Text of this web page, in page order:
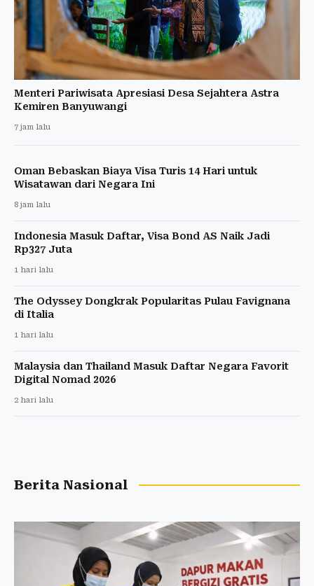
Menteri Pariwisata Apresiasi Desa Sejahtera Astra
Kemiren Banyuwangi
7 jam lalu
Oman Bebaskan Biaya Visa Turis 14 Hari untuk
Wisatawan dari Negara Ini
8 jam lalu
Indonesia Masuk Daftar, Visa Bond AS Naik Jadi
Rp327 Juta
1 hari lalu
The Odyssey Dongkrak Popularitas Pulau Favignana
di Italia
1 hari lalu
Malaysia dan Thailand Masuk Daftar Negara Favorit
Digital Nomad 2026
2 hari lalu
Berita Nasional